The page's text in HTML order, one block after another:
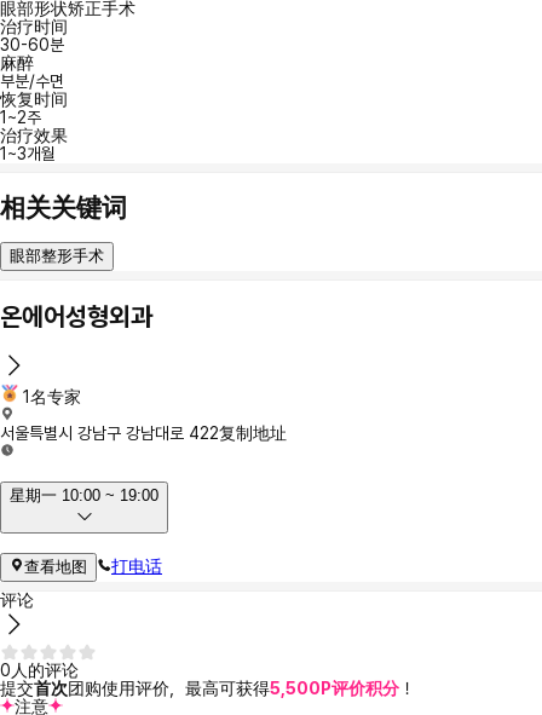
眼部形状矫正手术
治疗时间
30-60분
麻醉
부분/수면
恢复时间
1~2주
治疗效果
1~3개월
相关关键词
眼部整形手术
온에어성형외과
1名专家
서울특별시 강남구 강남대로 422复制地址
星期一 10:00 ~ 19:00
查看地图
打电话
评论
0人的评论
提交首次团购使用评价，最高可获得5,500P评价积分 ！
注意